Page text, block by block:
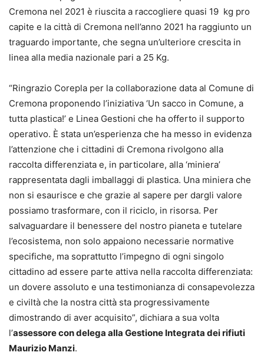
Cremona nel 2021 è riuscita a raccogliere quasi 19 kg pro
capite e la città di Cremona nell’anno 2021 ha raggiunto un
traguardo importante, che segna un’ulteriore crescita in
linea alla media nazionale pari a 25 Kg.
“Ringrazio Corepla per la collaborazione data al Comune di
Cremona proponendo l’iniziativa ‘Un sacco in Comune, a
tutta plastica!’ e Linea Gestioni che ha offerto il supporto
operativo. È stata un’esperienza che ha messo in evidenza
l’attenzione che i cittadini di Cremona rivolgono alla
raccolta differenziata e, in particolare, alla ‘miniera’
rappresentata dagli imballaggi di plastica. Una miniera che
non si esaurisce e che grazie al sapere per dargli valore
possiamo trasformare, con il riciclo, in risorsa. Per
salvaguardare il benessere del nostro pianeta e tutelare
l’ecosistema, non solo appaiono necessarie normative
specifiche, ma soprattutto l’impegno di ogni singolo
cittadino ad essere parte attiva nella raccolta differenziata:
un dovere assoluto e una testimonianza di consapevolezza
e civiltà che la nostra città sta progressivamente
dimostrando di aver acquisito”, dichiara a sua volta
l’assessore con delega alla Gestione Integrata dei rifiuti
Maurizio Manzi.